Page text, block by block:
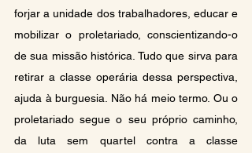
forjar a unidade dos trabalhadores, educar e
mobilizar o proletariado, conscientizando-o
de sua missão histórica. Tudo que sirva para
retirar a classe operária dessa perspectiva,
ajuda à burguesia. Não há meio termo. Ou o
proletariado segue o seu próprio caminho,
da luta sem quartel contra a classe